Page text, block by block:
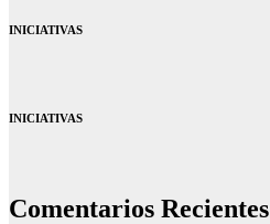
INICIATIVAS
INICIATIVAS
Comentarios Recientes